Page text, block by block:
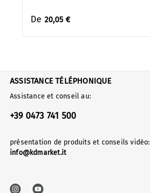
De 20,05 €
ASSISTANCE TÉLÉPHONIQUE
Assistance et conseil au:
+39 0473 741 500
présentation de produits et conseils vidéo:
info@kdmarket.it